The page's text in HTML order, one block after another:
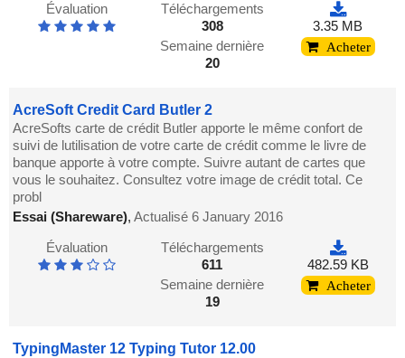
Évaluation
Téléchargements
308
Semaine dernière
20
3.35 MB
Acheter
AcreSoft Credit Card Butler 2
AcreSofts carte de crédit Butler apporte le même confort de
suivi de lutilisation de votre carte de crédit comme le livre de
banque apporte à votre compte. Suivre autant de cartes que
vous le souhaitez. Consultez votre image de crédit total. Ce
probl
Essai (Shareware),Actualisé 6 January 2016
Évaluation
Téléchargements
611
Semaine dernière
19
482.59 KB
Acheter
TypingMaster 12 Typing Tutor 12.00